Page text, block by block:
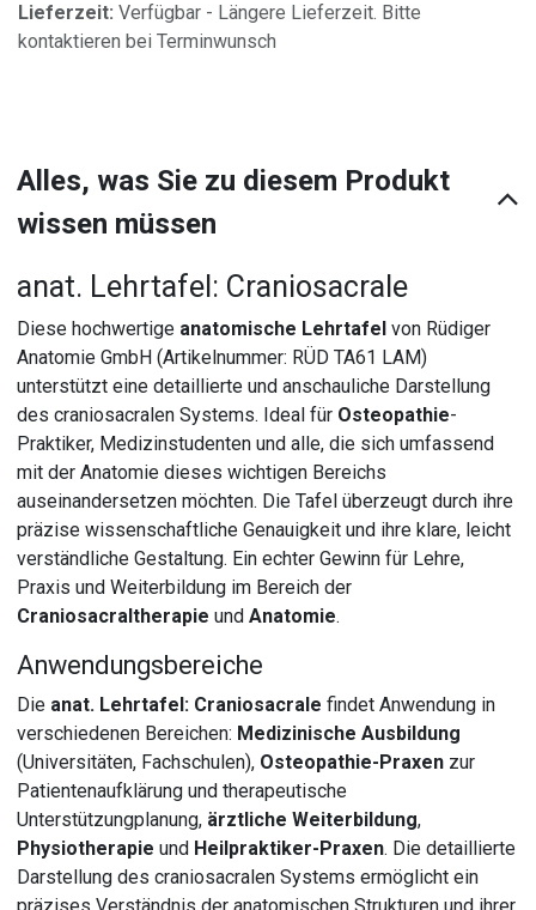
Lieferzeit: Verfügbar - Längere Lieferzeit. Bitte
kontaktieren bei Terminwunsch
Alles, was Sie zu diesem Produkt
wissen müssen
anat. Lehrtafel: Craniosacrale
Diese hochwertige anatomische Lehrtafel von Rüdiger
Anatomie GmbH (Artikelnummer: RÜD TA61 LAM)
unterstützt eine detaillierte und anschauliche Darstellung
des craniosacralen Systems. Ideal für Osteopathie-
Praktiker, Medizinstudenten und alle, die sich umfassend
mit der Anatomie dieses wichtigen Bereichs
auseinandersetzen möchten. Die Tafel überzeugt durch ihre
präzise wissenschaftliche Genauigkeit und ihre klare, leicht
verständliche Gestaltung. Ein echter Gewinn für Lehre,
Praxis und Weiterbildung im Bereich der
Craniosacraltherapie undAnatomie.
Anwendungsbereiche
Die anat. Lehrtafel: Craniosacrale findet Anwendung in
verschiedenen Bereichen: Medizinische Ausbildung
(Universitäten, Fachschulen), Osteopathie-Praxen zur
Patientenaufklärung und therapeutische
Unterstützungplanung, ärztliche Weiterbildung,
Physiotherapie und Heilpraktiker-Praxen. Die detaillierte
Darstellung des craniosacralen Systems ermöglicht ein